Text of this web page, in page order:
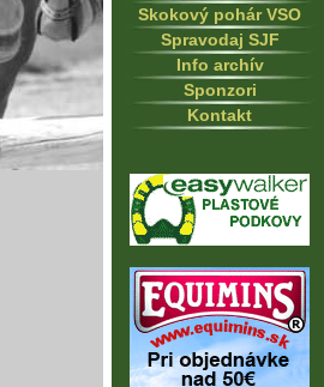
Skokový pohár VSO
Spravodaj SJF
Info archív
Sponzori
Kontakt